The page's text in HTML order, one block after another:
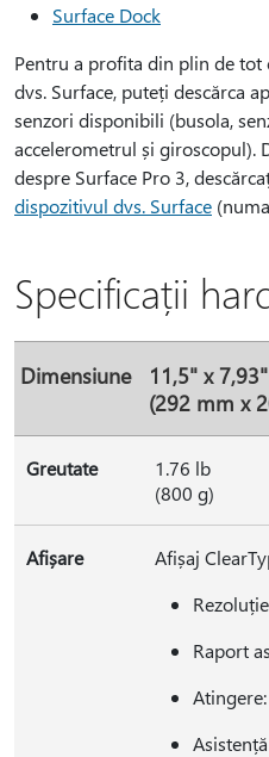
Surface Dock
Pentru a profita din plin de tot
dvs. Surface, puteți descărca
senzori disponibili (busola,
accelerometrul și giroscopul).
despre Surface Pro 3,
dispozitivul dvs. Surface
Specificații
Dimensiune
11,5" x
(292 mm x
Greutate
1.76 lb
(800 g)
Afișare
Afișaj
Raport